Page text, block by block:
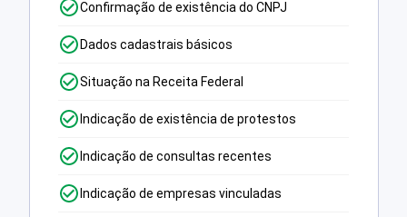
Confirmação de existência do CNPJ
Dados cadastrais básicos
Situação na Receita Federal
Indicação de existência de protestos
Indicação de consultas recentes
Indicação de empresas vinculadas